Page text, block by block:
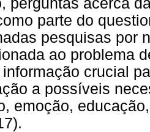
perguntas acerca
parte do
pesquisas por
ao problema
crucial
a possíveis
emoção,